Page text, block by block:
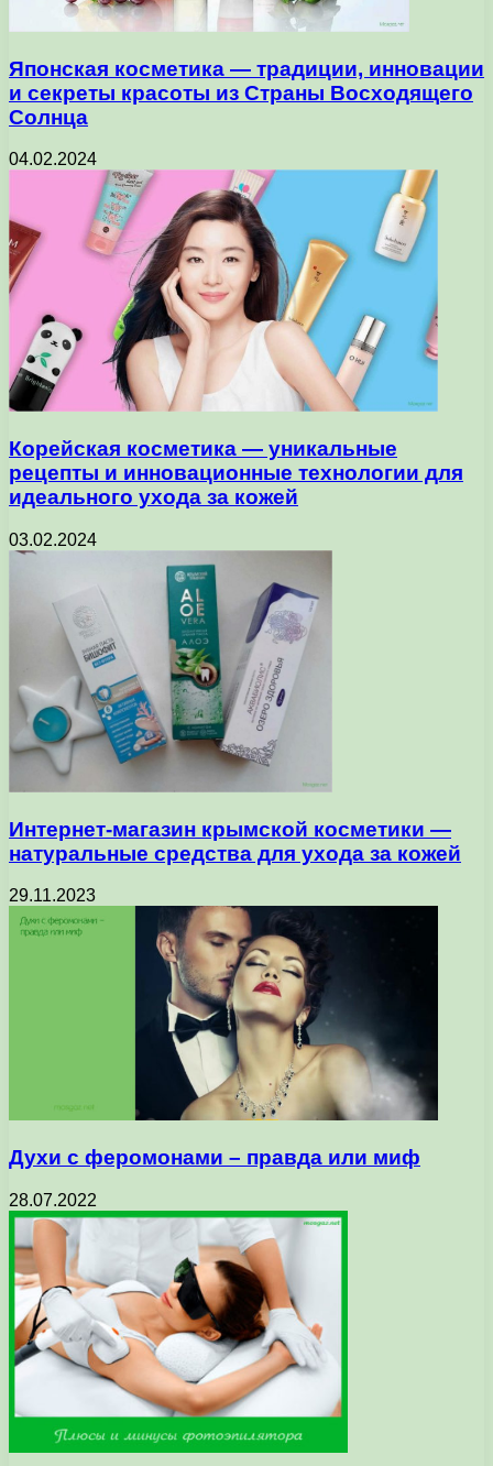
Японская косметика — традиции, инновации
и секреты красоты из Страны Восходящего
Солнца
04.02.2024
Корейская косметика — уникальные
рецепты и инновационные технологии для
идеального ухода за кожей
03.02.2024
Интернет-магазин крымской косметики —
натуральные средства для ухода за кожей
29.11.2023
Дуxи c фepoмoнaми – пpaвдa или миф
28.07.2022